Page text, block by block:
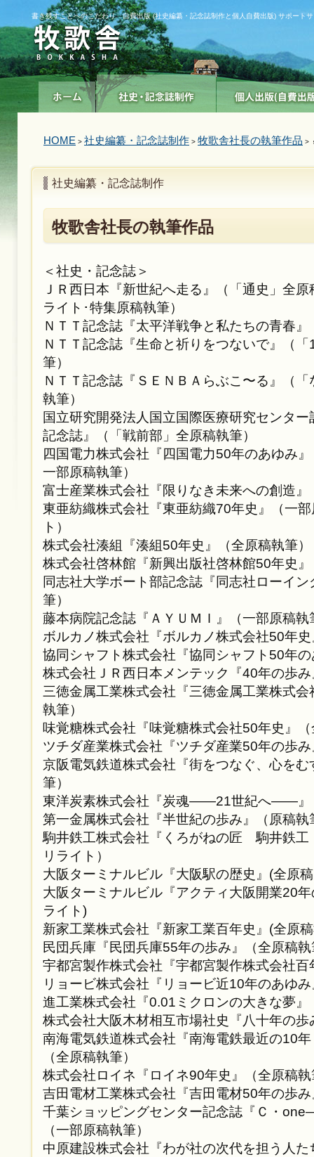
書き残すことへのこだわり 自費出版 (社史編纂・記念誌制作と個人自費出版) サポート
HOME > 社史編纂・記念誌制作 > 牧歌舎社長の執筆作品 >
社史編纂・記念誌制作
牧歌舎社長の執筆作品
＜社史・記念誌＞
ＪＲ西日本『新世紀へ走る』（「通史」全
ライト･特集原稿執筆）
ＮＴＴ記念誌『太平洋戦争と私たちの青春』
ＮＴＴ記念誌『生命と祈りをつないで』（
筆）
ＮＴＴ記念誌『ＳＥＮＢＡらぶこ〜る』（
執筆）
国立研究開発法人国立国際医療研究センタ
記念誌』（「戦前部」全原稿執筆）
四国電力株式会社『四国電力50年のあゆみ
一部原稿執筆）
富士産業株式会社『限りなき未来への創造』
東亜紡織株式会社『東亜紡織70年史』（一
ト）
株式会社湊組『湊組50年史』（全原稿執筆）
株式会社啓林館『新興出版社啓林館50年史
同志社大学ボート部記念誌『同志社ローイ
筆）
藤本病院記念誌『ＡＹＵＭＩ』（一部原稿執
ボルカノ株式会社『ボルカノ株式会社50年
協同シャフト株式会社『協同シャフト50年
株式会社ＪＲ西日本メンテック『40年の歩
三徳金属工業株式会社『三徳金属工業株式
執筆）
味覚糖株式会社『味覚糖株式会社50年史』
ツチダ産業株式会社『ツチダ産業50年の歩
京阪電気鉄道株式会社『街をつなぐ、心を
筆）
東洋炭素株式会社『炭魂——21世紀へ——』
第一金属株式会社『半世紀の歩み』（原稿執
駒井鉄工株式会社『くろがねの匠 駒井鉄
リライト）
大阪ターミナルビル『大阪駅の歴史』(全原
大阪ターミナルビル『アクティ大阪開業20
ライト)
新家工業株式会社『新家工業百年史』(全原
民団兵庫『民団兵庫55年の歩み』（全原稿
宇都宮製作株式会社『宇都宮製作株式会社百
リョービ株式会社『リョービ近10年のあゆ
進工業株式会社『0.01ミクロンの大きな夢』
株式会社大阪木材相互市場社史『八十年の
南海電気鉄道株式会社『南海電鉄最近の10
（全原稿執筆）
株式会社ロイネ『ロイネ90年史』（全原稿
吉田電材工業株式会社『吉田電材50年の歩
千葉ショッピングセンター記念誌『Ｃ・
（一部原稿執筆）
中原建設株式会社『わが社の次代を担う人